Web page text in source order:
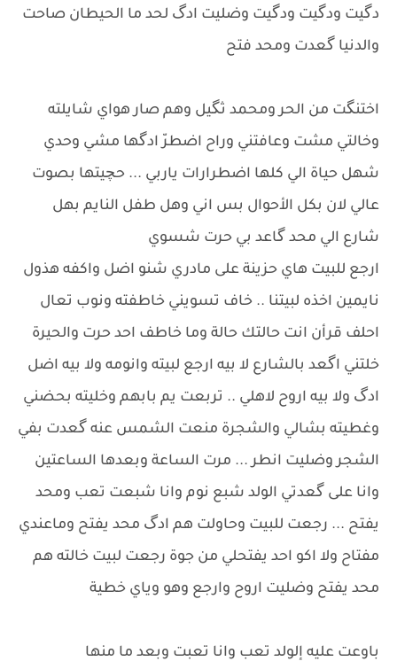
دگيت ودگيت ودگيت وضليت ادگ لحد ما الحيطان صاحت
والدنيا گعدت ومحد فتح
اختنگت من الحر ومحمد ثگيل وهم صار هواي شايلته
وخالتي مشت وعافتني وراح اضطرّ ادگها مشي وحدي
شهل حياة الي كلها اضطرارات ياربي ... حچيتها بصوت
عالي لان بكل الأحوال بس اني وهل طفل النايم بهل
شارع الي محد گاعد بي حرت شسوي
ارجع للبيت هاي حزينة على مادري شنو اضل واكفه هذول
نايمين اخذه لبيتنا .. خاف تسويني خاطفته ونوب تعال
احلف قرأن انت حالتك حالة وما خاطف احد حرت والحيرة
خلتني اگعد بالشارع لا بيه ارجع لبيته وانومه ولا بيه اضل
ادگ ولا بيه اروح لاهلي .. تربعت يم بابهم وخليته بحضني
وغطيته بشالي والشجرة منعت الشمس عنه گعدت بفي
الشجر وضليت انطر ... مرت الساعة وبعدها الساعتين
وانا على گعدتي الولد شبع نوم وانا شبعت تعب ومحد
يفتح ... رجعت للبيت وحاولت هم ادگ محد يفتح وماعندي
مفتاح ولا اكو احد يفتحلي من جوة رجعت لبيت خالته هم
محد يفتح وضليت اروح وارجع وهو وياي خطية
باوعت عليه إلولد تعب وانا تعبت وبعد ما منها